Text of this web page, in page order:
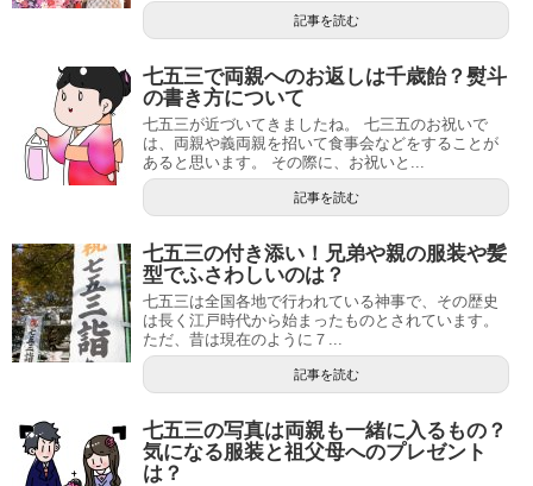
記事を読む
七五三で両親へのお返しは千歳飴？熨斗
の書き方について
七五三が近づいてきましたね。 七三五のお祝いで
は、両親や義両親を招いて食事会などをすることが
あると思います。 その際に、お祝いと...
記事を読む
七五三の付き添い！兄弟や親の服装や髪
型でふさわしいのは？
七五三は全国各地で行われている神事で、その歴史
は長く江戸時代から始まったものとされています。
ただ、昔は現在のように７...
記事を読む
七五三の写真は両親も一緒に入るもの？
気になる服装と祖父母へのプレゼント
は？